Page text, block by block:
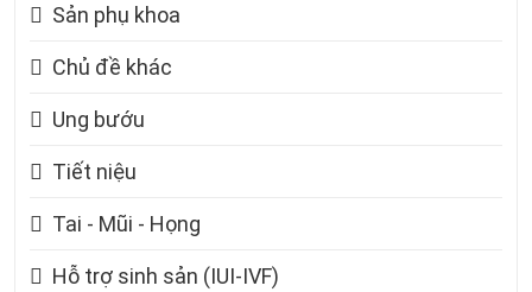
Sản phụ khoa
Chủ đề khác
Ung bướu
Tiết niệu
Tai - Mũi - Họng
Hỗ trợ sinh sản (IUI-IVF)